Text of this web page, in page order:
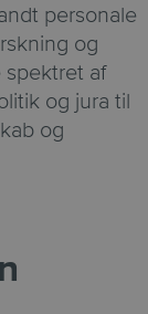
personale
og
af
og jura til
og